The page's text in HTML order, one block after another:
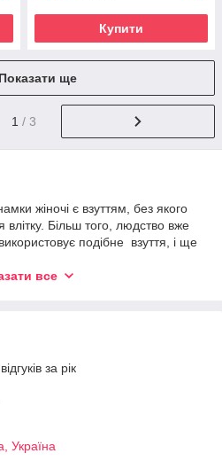
Купити
Показати ще
1 / 3
жіночі є взуттям, без якого
Більш того, людство вже
подібне взуття, і ще
і римляни, і вже після
так не вважається.
друга світова,
недавно, взуття придбало
попрацювали над
і тепер ми можемо купити
все
за рік
Україна